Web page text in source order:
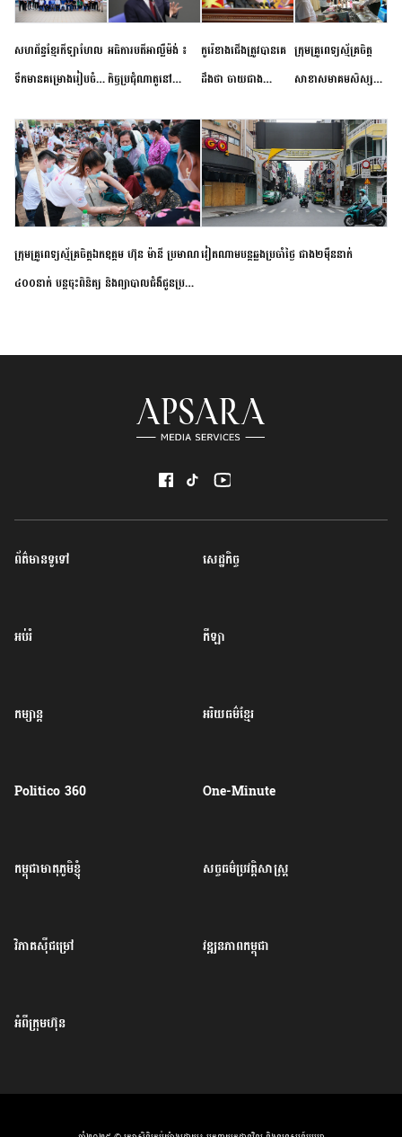
សហព័ន្ធខ្មែរកីឡាហែល
ទឹកមានគម្រោងរៀបចំ
កម្រិតបឋម ដល់ឧត្តម
សិក្សានាពេលខាងមុខ
អធិការបតីអាល្លឺម៉ង់ ៖
កិច្ចប្រជុំណាតូនៅ
ខាងមុខនឹងបញ្ជូនសញ្ញា
នៃភាពស្អិតរមួត និង
ការប្តេជ្ញាចិត្ត
កូរ៉េខាងជើងត្រូវបានគេ
ដឹងថា ចាយជាង
អភិវឌ្ឍន៍នុយក្លេអ៊ែរ
ក្រុមគ្រូពេទ្យស្ម័គ្រចិត្ត
សាខាសមាគមសិស្ស
ខេត្តកំពង់ចាម ចុះពិនិត្យ
ពិគ្រោះជំងឺទូទៅ និងផ្តល់
ថ្នាំពេទ្យជូនប្រជាពលរដ្ឋ
រស់នៅសង្កាត់បឹងកុក
ក្រុមគ្រូពេទ្យស្ម័គ្រចិត្តឯកឧត្តម ហ៊ុន ម៉ានី ប្រមាណ
៤០០នាក់ បន្តចុះពិនិត្យ និងព្យាបាលជំងឺជូនប្រជា
វៀតណាម​បន្ត​ឆ្លង​ប្រចាំថ្ងៃ​ ​ជាង​២​ម៉ឺន​នាក់​
ព័ត៌មានទូទៅ សេដ្ឋកិច្ច
អប់រំ កីឡា
កម្សាន្ត អរិយធម៌ខ្មែរ
Politico 360 One-Minute
កម្ពុជាមាតុភូមិខ្ញុំ សច្ចធម៌ប្រវត្តិសាស្ត្រ
វិភាគសុីជម្រៅ វឌ្ឍនភាពកម្ពុជា
អំពីក្រុមហ៊ុន